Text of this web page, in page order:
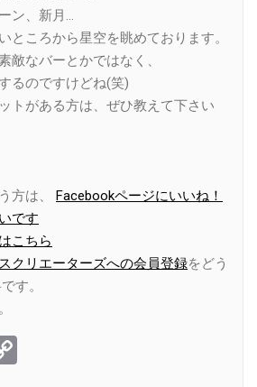
ン、新月…
ところから星空を眺めております。
敵なバーとかではなく、
るのですけどね(笑)
トがある方は、ぜひ教えて下さい
方は、 Facebookページにいいね！
です
こちら
クリエーターズへの会員登録をどう
す。